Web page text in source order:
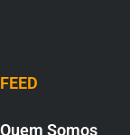
FEED
Quem Somos